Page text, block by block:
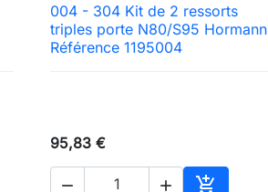
 Aperçu rapide
004 - 304 Kit de 2 ressorts
triples porte N80/S95 Hormann
Référence 1195004
95,83 €
  